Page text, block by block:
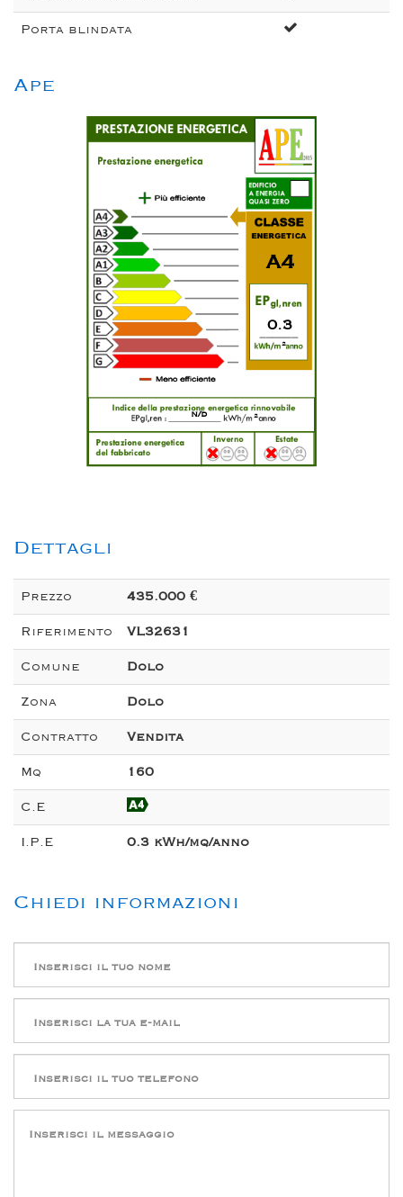
Porta blindata
Ape
2
2
A4
0.3
n/d
Dettagli
Prezzo 435.000 €
Riferimento VL32631
Comune Dolo
Zona Dolo
Contratto Vendita
Mq 160
C.E
I.P.E 0.3 kWh/mq/anno
Chiedi informazioni